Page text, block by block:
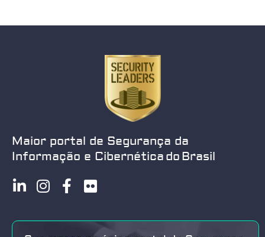
Maior portal de Segurança da
Informação e Cibernética do Brasil